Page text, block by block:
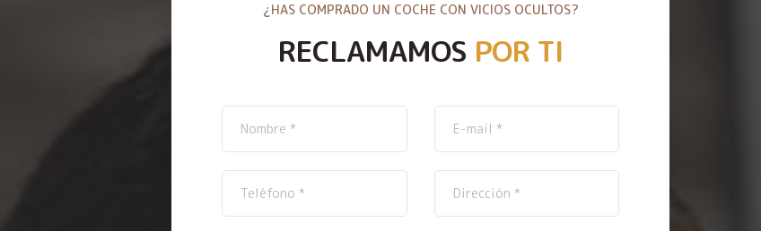
¿HAS COMPRADO UN COCHE CON VICIOS OCULTOS?
RECLAMAMOS POR TI